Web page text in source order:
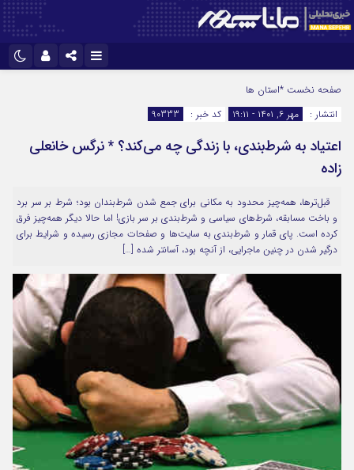
اینستاگرام
سروش
آپارات
نام کاربری یا نشانی ایمیل
رمز عبور
مرا به خاطر بسپار
صفحه نخست *استان ها
انتشار :
مهر ۶, ۱۴۰۱ - ۱۹:۱۱ کد خبر : 90333
اعتیاد به شرط‌بندی، با زندگی چه می‌کند؟ * نرگس خانعلی
زاده
قبل‌ترها، همه‌چیز محدود به مکانی برای جمع شدن شرط‌بندان بود؛ شرط بر سر برد
و باخت مسابقه، شرط‌های سیاسی و شرط‌بندی بر سر بازی! اما حالا دیگر همه‌چیز فرق
کرده است. پای قمار و شرط‌بندی به سایت‌ها و صفحات مجازی رسیده و شرایط برای
درگیر شدن در چنین ماجرایی، از آنچه بود، آسانتر شده […]